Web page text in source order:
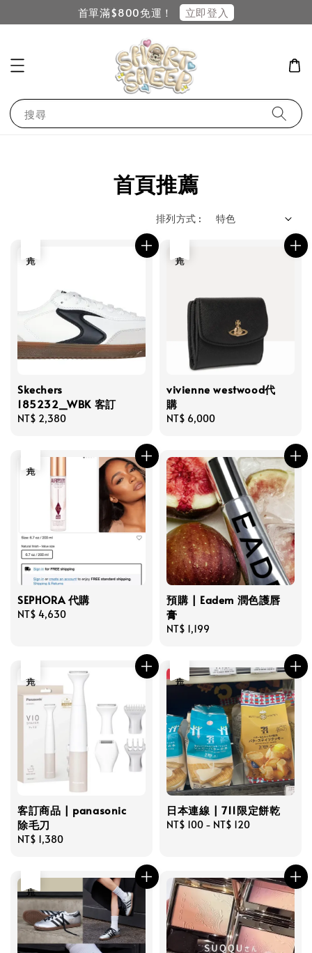
首單滿$800免運！ 立即登入
搜尋
首頁推薦
排列方式 :
Skechers
185232_WBK 客訂
Regular
NT$ 2,380
vivienne westwood代
購
Regular
NT$ 6,000
SEPHORA 代購
Regular
NT$ 4,630
預購 | Eadem 潤色護唇
膏
Regular
NT$ 1,199
客訂商品 | panasonic
除毛刀
Regular
NT$ 1,380
日本連線 | 711限定餅乾
Regular
NT$ 100 - NT$ 120